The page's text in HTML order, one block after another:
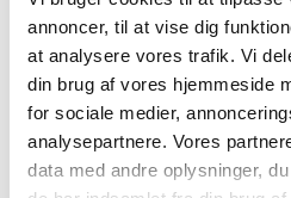
annoncer, til at vise dig
at analysere vores trafik. Vi
din brug af vores hjemmeside
for sociale medier,
analysepartnere. Vores
data med andre oplysninger,
Du vil måske